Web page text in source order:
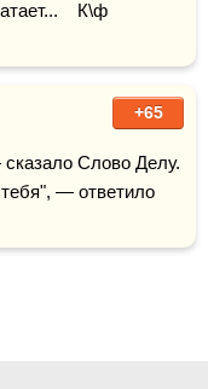
К\ф
+65
Слово Делу.